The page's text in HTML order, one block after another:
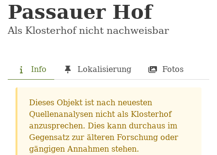
Passauer Hof
Als Klosterhof nicht nachweisbar
Info Lokalisierung Fotos
Dieses Objekt ist nach neuesten
Quellenanalysen nicht als Klosterhof
anzusprechen. Dies kann durchaus im
Gegensatz zur älteren Forschung oder
gängigen Annahmen stehen.